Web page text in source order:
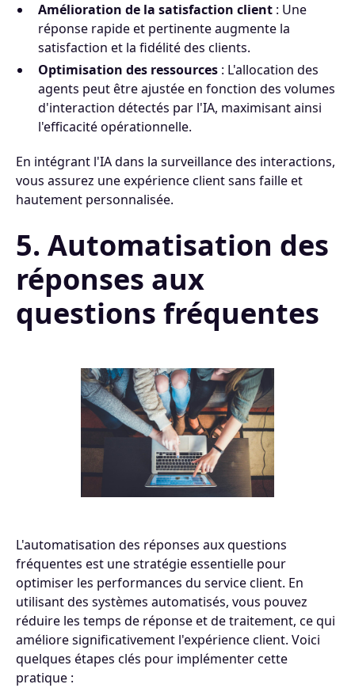
Amélioration de la satisfaction client : Une
réponse rapide et pertinente augmente la
satisfaction et la fidélité des clients.
Optimisation des ressources : L'allocation des
agents peut être ajustée en fonction des volumes
d'interaction détectés par l'IA, maximisant ainsi
l'efficacité opérationnelle.
En intégrant l'IA dans la surveillance des interactions,
vous assurez une expérience client sans faille et
hautement personnalisée.
5. Automatisation des
réponses aux
questions fréquentes
L'automatisation des réponses aux questions
fréquentes est une stratégie essentielle pour
optimiser les performances du service client. En
utilisant des systèmes automatisés, vous pouvez
réduire les temps de réponse et de traitement, ce qui
améliore significativement l'expérience client. Voici
quelques étapes clés pour implémenter cette
pratique :